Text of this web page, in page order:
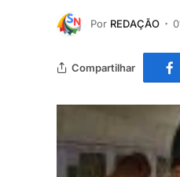
Por REDAÇÃO
Compartilhar